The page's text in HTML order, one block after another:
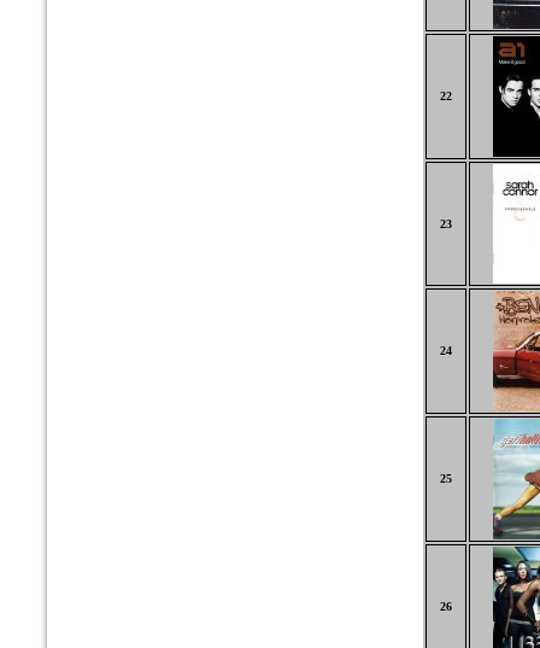
22
23
24
25
26